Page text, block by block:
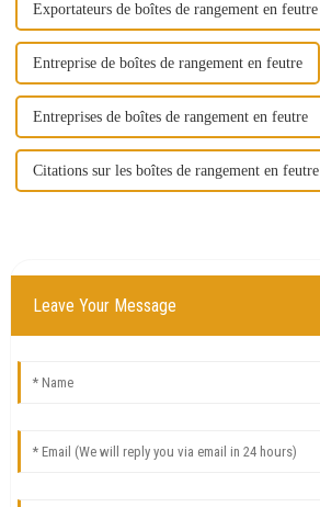
Exportateurs de boîtes de rangement en feutre
Entreprise de boîtes de rangement en feutre
Entreprises de boîtes de rangement en feutre
Citations sur les boîtes de rangement en feutre
Leave Your Message